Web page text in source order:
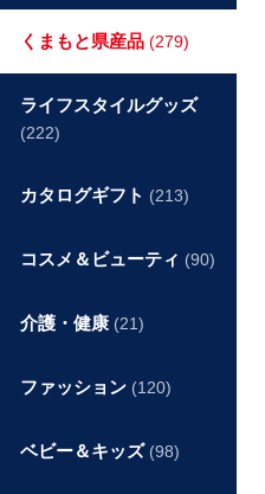
くまもと県産品 (279)
ライフスタイルグッズ
(222)
カタログギフト (213)
コスメ＆ビューティ (90)
介護・健康 (21)
ファッション (120)
ベビー＆キッズ (98)